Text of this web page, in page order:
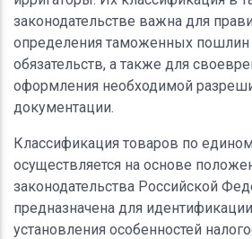
законодательстве важна для
определения таможенных пошлин
обязательств, а также для
оформления необходимой
документации.
Классификация товаров по
осуществляется на основе
законодательства Российской
предназначена для
установления особенностей